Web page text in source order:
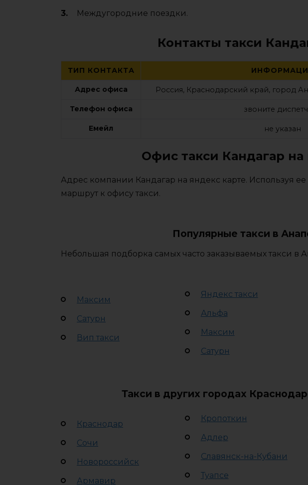
Междугородние поездки.
Контакты такси
ТИП КОНТАКТА
Адрес офиса Россия, Краснодарский край, город
Телефон офиса звоните
Емейл не указан
Офис такси Кандагар на
Адрес компании Кандагар на яндекс карте. Используя
маршрут к офису такси.
Популярные такси в
Небольшая подборка самых часто заказываемых такси в
Максим
Сатурн
Вип такси
Яндекс такси
Альфа
Максим
Сатурн
Такси в других городах
Краснодар
Сочи
Новороссийск
Армавир
Кропоткин
Адлер
Славянск-на-Кубани
Туапсе